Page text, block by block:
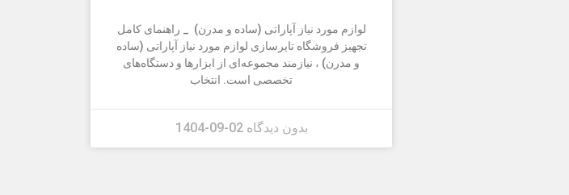
لوازم مورد نیاز آپاراتی (ساده و مدرن) _ راهنمای کامل
تجهیز فروشگاه تایرسازی لوازم مورد نیاز آپاراتی (ساده
و مدرن) ، نیازمند مجموعه‌ای از ابزارها و دستگاه‌های
تخصصی است. انتخاب
1404-09-02 بدون دیدگاه